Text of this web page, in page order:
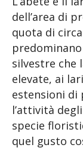
dell’area di
quota di
silvestre che
elevate, ai
estensioni di
l’attività
specie
quel gusto